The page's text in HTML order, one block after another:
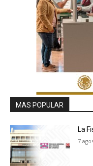
MAS POPULAR
La
7